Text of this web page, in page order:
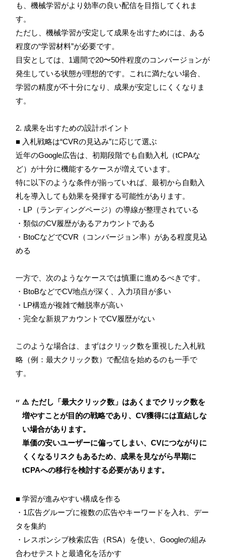
も、機械学習がより効率の良い配信を目指してくれま
す。
ただし、機械学習が安定して成果を出すためには、ある
程度の“学習材料”が必要です。
目安としては、1週間で20〜50件程度のコンバージョンが
発生している状態が理想的です。これに満たない場合、
学習の精度が不十分になり、成果が安定しにくくなりま
す。
2. 成果を出すための設計ポイント
■ 入札戦略は“CVRの見込み”に応じて選ぶ
近年のGoogle広告は、初期段階でも自動入札（tCPAな
ど）が十分に機能するケースが増えています。
特に以下のような条件が揃っていれば、最初から自動入
札を導入しても効果を発揮する可能性があります。
・LP（ランディングページ）の導線が整理されている
・類似のCV履歴があるアカウントである
・BtoCなどでCVR（コンバージョン率）がある程度見込
める
一方で、次のようなケースでは慎重に進めるべきです。
・BtoBなどでCV地点が深く、入力項目が多い
・LP構造が複雑で離脱率が高い
・完全な新規アカウントでCV履歴がない
このような場合は、まずはクリック数を重視した入札戦
略（例：最大クリック数）で配信を始めるのも一手で
す。
⚠️ ただし「最大クリック数」はあくまでクリック数を
増やすことが目的の戦略であり、CV獲得には直結しな
い場合があります。
単価の安いユーザーに偏ってしまい、CVにつながりに
くくなるリスクもあるため、成果を見ながら早期に
tCPAへの移行を検討する必要があります。
■ 学習が進みやすい構成を作る
・1広告グループに複数の広告やキーワードを入れ、デー
タを集約
・レスポンシブ検索広告（RSA）を使い、Googleの組み
合わせテストと最適化を活かす